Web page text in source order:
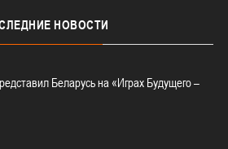
НОВОСТИ
Беларусь на «Играх Будущего –